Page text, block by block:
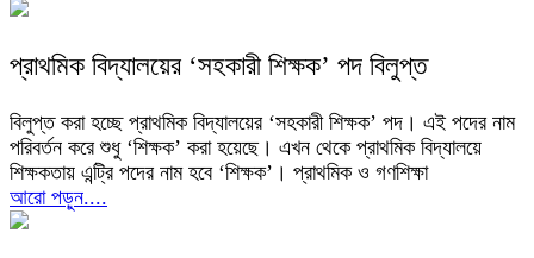
প্রাথমিক বিদ্যালয়ের ‘সহকারী শিক্ষক’ পদ বিলুপ্ত
বিলুপ্ত করা হচ্ছে প্রাথমিক বিদ্যালয়ের ‘সহকারী শিক্ষক’ পদ। এই পদের নাম
পরিবর্তন করে শুধু ‘শিক্ষক’ করা হয়েছে। এখন থেকে প্রাথমিক বিদ্যালয়ে
শিক্ষকতায় এন্ট্রি পদের নাম হবে ‘শিক্ষক’। প্রাথমিক ও গণশিক্ষা
আরো পড়ুন....